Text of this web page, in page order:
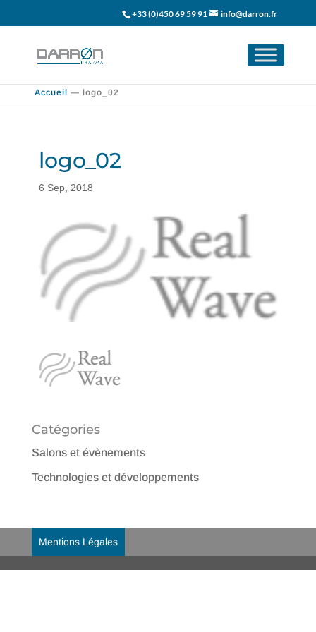
+33 (0)450 69 59 91 info@darron.fr
Accueil — logo_02
logo_02
6 Sep, 2018
Catégories
Salons et évènements
Technologies et développements
Mentions Légales